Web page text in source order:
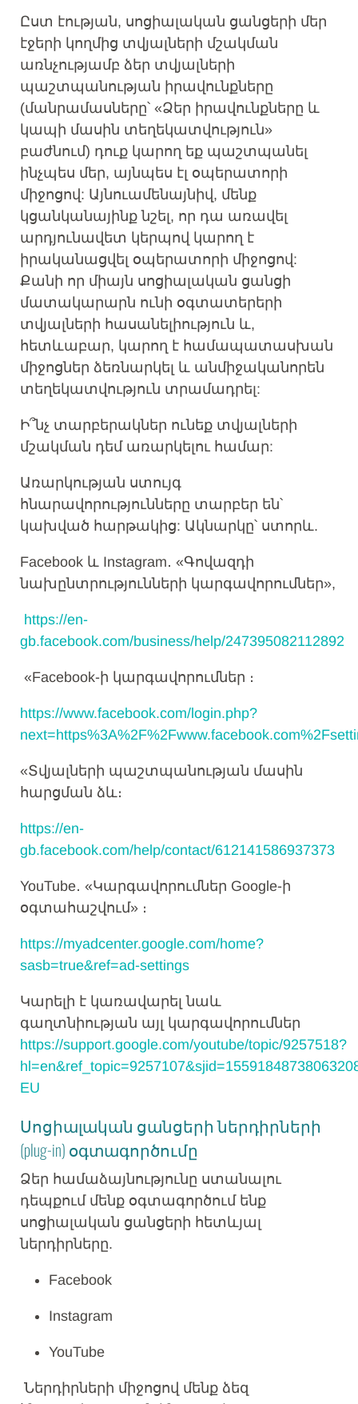
Ըստ էության, սոցիալական ցանցերի մեր
էջերի կողմից տվյալների մշակման
առնչությամբ ձեր տվյալների
պաշտպանության իրավունքները
(մանրամասները՝ «Ձեր իրավունքները և
կապի մասին տեղեկատվություն»
բաժնում) դուք կարող եք պաշտպանել
ինչպես մեր, այնպես էլ օպերատորի
միջոցով: Այնուամենայնիվ, մենք
կցանկանայինք նշել, որ դա առավել
արդյունավետ կերպով կարող է
իրականացվել օպերատորի միջոցով:
Քանի որ միայն սոցիալական ցանցի
մատակարարն ունի օգտատերերի
տվյալների հասանելիություն և,
հետևաբար, կարող է համապատասխան
միջոցներ ձեռնարկել և անմիջականորեն
տեղեկատվություն տրամադրել:
Ի՞նչ տարբերակներ ունեք տվյալների
մշակման դեմ առարկելու համար:
Առարկության ստույգ
հնարավորությունները տարբեր են՝
կախված հարթակից: Ակնարկը՝ ստորև.
Facebook և Instagram․ «Գովազդի
նախընտրությունների կարգավորումներ»,
https://en-
gb.facebook.com/business/help/247395082112892
«Facebook-ի կարգավորումներ ։
https://www.facebook.com/login.php?
«Տվյալների պաշտպանության մասին
հարցման ձև։
https://en-
gb.facebook.com/help/contact/612141586937373
YouTube․ «Կարգավորումներ Google-ի
օգտահաշվում» ։
https://myadcenter.google.com/home?
sasb=true&ref=ad-settings
Կարելի է կառավարել նաև
գաղտնիության այլ կարգավորումներ
https://support.google.com/youtube/topic/9257518?
EU
Սոցիալական ցանցերի ներդիրների
(plug-in) օգտագործումը
Ձեր համաձայնությունը ստանալու
դեպքում մենք օգտագործում ենք
սոցիալական ցանցերի հետևյալ
ներդիրները.
Facebook
Instagram
YouTube
Ներդիրների միջոցով մենք ձեզ